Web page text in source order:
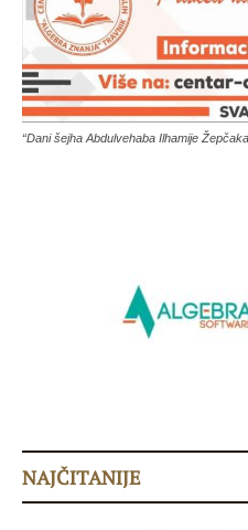
“Dani šejha Abdulvehaba Ilhamije
NAJČITANIJE